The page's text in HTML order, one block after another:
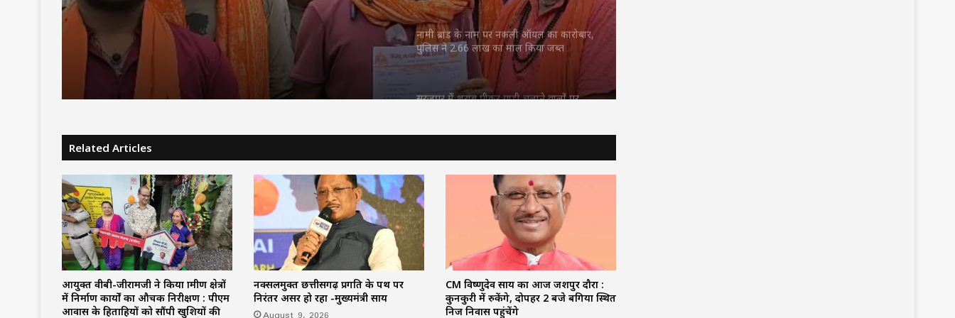
सावन में हुड़दंग करने वालों पर पुलिस
की नजर, बाइकर्स और शराबियों पर
होगी सख्त कार्रवाई
सूरजपुर में शराब पीकर गाड़ी चलाने वालों पर
पुलिस की कार्रवाई, एल्कोमीटर जांच में 3 चालक
पकड़े गए
रायगढ़ में हाथी का आतंक, ग्रामीण की मौत;
सावन में हुड़दंग करने वालों पर पुलिस की नजर,
बाइकर्स और शराबियों पर होगी सख्त कार्रवाई
खड़े ट्रेलर से बाइक की जोरदार टक्कर, एक युवक
की मौत; पिता-पुत्र समेत दो घायल
नामी ब्रांड के नाम पर नकली ऑयल का कारोबार,
पुलिस ने 2.66 लाख का माल किया जब्त
Related Articles
आयुक्त वीबी-जीरामजी ने किया ग्रामीण क्षेत्रों
में निर्माण कार्यों का औचक निरीक्षण : पीएम
आवास के हितग्राहियों को सौंपी खुशियों की
नक्सलमुक्त छत्तीसगढ़ प्रगति के पथ पर
निरंतर अग्रसर हो रहा -मुख्यमंत्री साय
CM विष्णुदेव साय का आज जशपुर दौरा :
कुनकुरी में रुकेंगे, दोपहर 2 बजे बगिया स्थित
निज निवास पहुंचेंगे